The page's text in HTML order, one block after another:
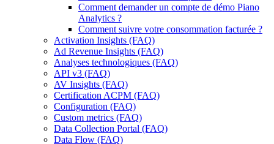
Comment demander un compte de démo Piano
Analytics ?
Comment suivre votre consommation facturée ?
Activation Insights (FAQ)
Ad Revenue Insights (FAQ)
Analyses technologiques (FAQ)
API v3 (FAQ)
AV Insights (FAQ)
Certification ACPM (FAQ)
Configuration (FAQ)
Custom metrics (FAQ)
Data Collection Portal (FAQ)
Data Flow (FAQ)